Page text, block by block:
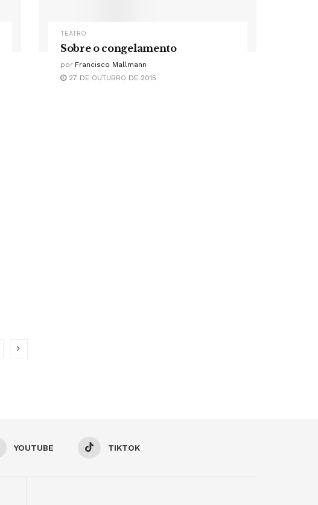
TEATRO
Sobre o congelamento
por Francisco Mallmann
27 DE OUTUBRO DE 2015
YOUTUBE TIKTOK